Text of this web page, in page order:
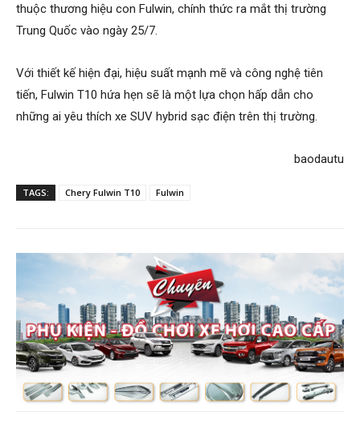
thuộc thương hiệu con Fulwin, chính thức ra mắt thị trường
Trung Quốc vào ngày 25/7.
Với thiết kế hiện đại, hiệu suất mạnh mẽ và công nghệ tiên
tiến, Fulwin T10 hứa hẹn sẽ là một lựa chọn hấp dẫn cho
những ai yêu thích xe SUV hybrid sạc điện trên thị trường.
baodautu
TAGS: Chery Fulwin T10 Fulwin